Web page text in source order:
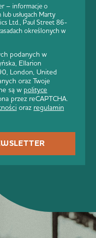
– informacje o
usługach Marty
Ltd., Paul Street 86-
określonych w
podanych w
Ellarion
London, United
oraz Twoje
są w polityce
przez reCAPTCHA.
oraz regulamin